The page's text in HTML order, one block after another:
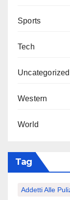
Sports
Tech
Uncategorized
Western
World
Tag
Addetti Alle